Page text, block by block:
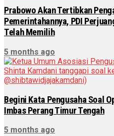
Prabowo Akan Tertibkan
Pemerintahannya, PDI
Telah Memilih
5 months ago
Begini Kata Pengusaha Soal
Imbas Perang Timur Tengah
5 months ago